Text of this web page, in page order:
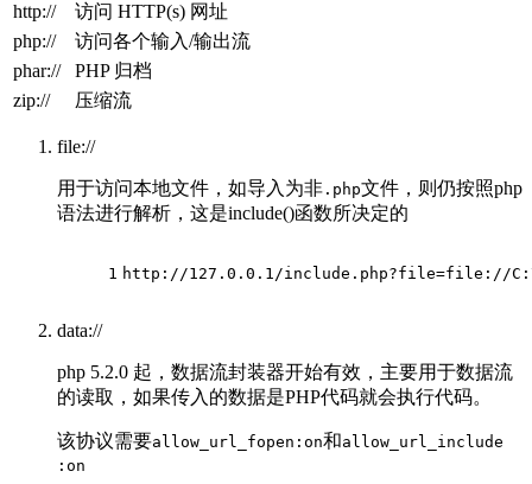
http://
访问 HTTP(s) 网址
php://
访问各个输入/输出流
phar://
PHP 归档
zip://
压缩流
file://
用于访问本地文件，如导入为非 .php文件，则仍按照php
语法进行解析，这是include()函数所决定的
1 http://127.0.0.1/include.php?file=file://
data://
php 5.2.0 起，数据流封装器开始有效，主要用于数据流
的读取，如果传入的数据是PHP代码就会执行代码。
该协议需要allow_url_fopen:on和allow_url_include
:on